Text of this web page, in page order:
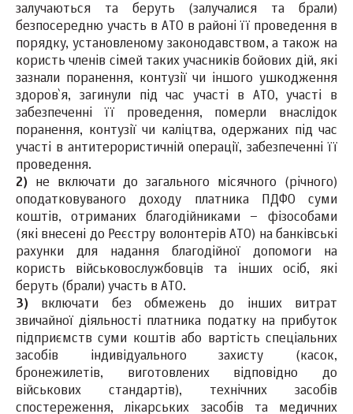
залучаються та беруть (залучалися та брали)
безпосередню участь в АТО в районі її проведення в
порядку, установленому законодавством, а також на
користь членів сімей таких учасників бойових дій, які
зазнали поранення, контузії чи іншого ушкодження
здоров`я, загинули під час участі в АТО, участі в
забезпеченні її проведення, померли внаслідок
поранення, контузії чи каліцтва, одержаних під час
участі в антитерористичній операції, забезпеченні її
проведення.
2) не включати до загального місячного (річного)
оподатковуваного доходу платника ПДФО суми
коштів, отриманих благодійниками – фізособами
(які внесені до Реєстру волонтерів АТО) на банківські
рахунки для надання благодійної допомоги на
користь військовослужбовців та інших осіб, які
беруть (брали) участь в АТО.
3) включати без обмежень до інших витрат
звичайної діяльності платника податку на прибуток
підприємств суми коштів або вартість спеціальних
засобів індивідуального захисту (касок,
бронежилетів, виготовлених відповідно до
військових стандартів), технічних засобів
спостереження, лікарських засобів та медичних